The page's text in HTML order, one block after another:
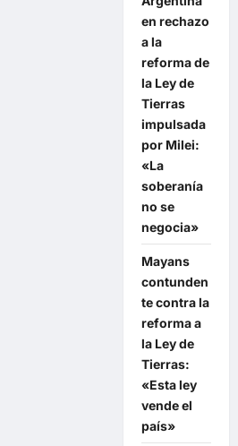
en rechazo
a la
reforma de
la Ley de
Tierras
impulsada
por Milei:
«La
soberanía
no se
negocia»
Mayans
contunden
te contra la
reforma a
la Ley de
Tierras:
«Esta ley
vende el
país»